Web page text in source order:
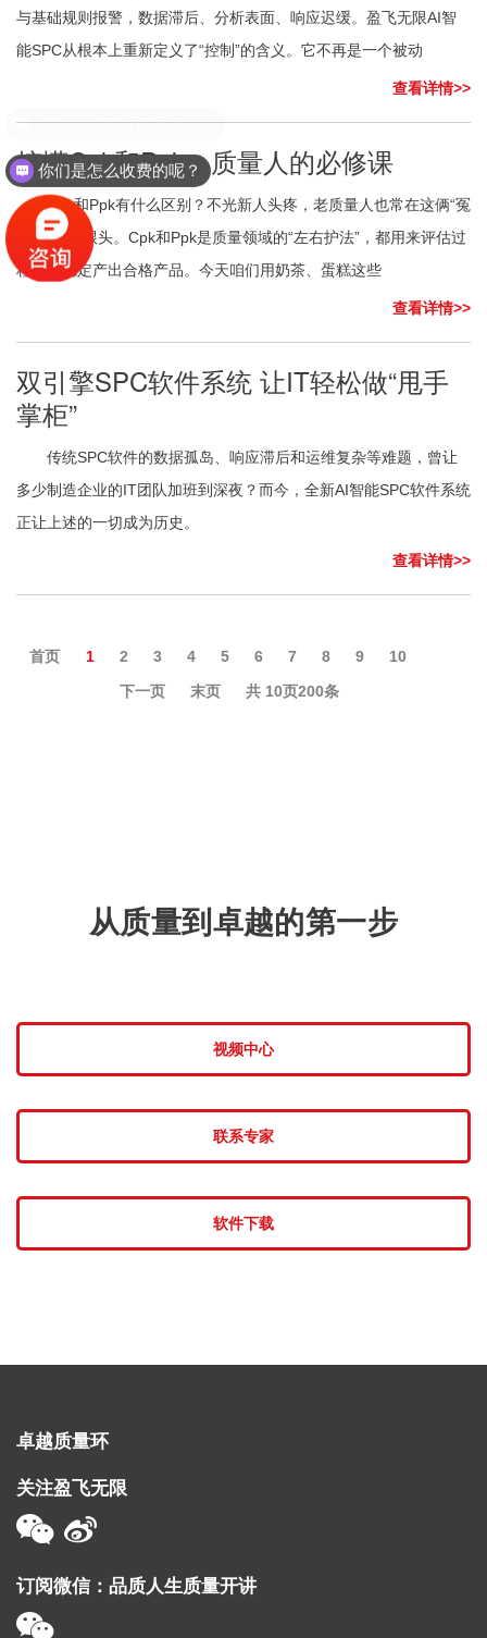
与基础规则报警，数据滞后、分析表面、响应迟缓。盈飞无限AI智
能SPC从根本上重新定义了“控制”的含义。它不再是一个被动
查看详情>>
搞懂Cpk和Ppk，质量人的必修课
Cpk和Ppk有什么区别？不光新人头疼，老质量人也常在这俩“冤
家”面前栽跟头。Cpk和Ppk是质量领域的“左右护法”，都用来评估过
程能否稳定产出合格产品。今天咱们用奶茶、蛋糕这些
查看详情>>
双引擎SPC软件系统 让IT轻松做“甩手
掌柜”
传统SPC软件的数据孤岛、响应滞后和运维复杂等难题，曾让
多少制造企业的IT团队加班到深夜？而今，全新AI智能SPC软件系统
正让上述的一切成为历史。
查看详情>>
首页 1 2 3 4 5 6 7 8 9
10
下一页
末页 共 10页200条
从质量到卓越的第一步
视频中心
联系专家
软件下载
卓越质量环
关注盈飞无限
订阅微信：品质人生质量开讲
你们是怎么收费的呢？